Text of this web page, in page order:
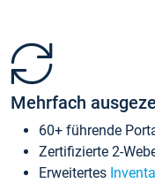
Mehrfach
60+ führende
Zertifizierte 2-
Erweitertes